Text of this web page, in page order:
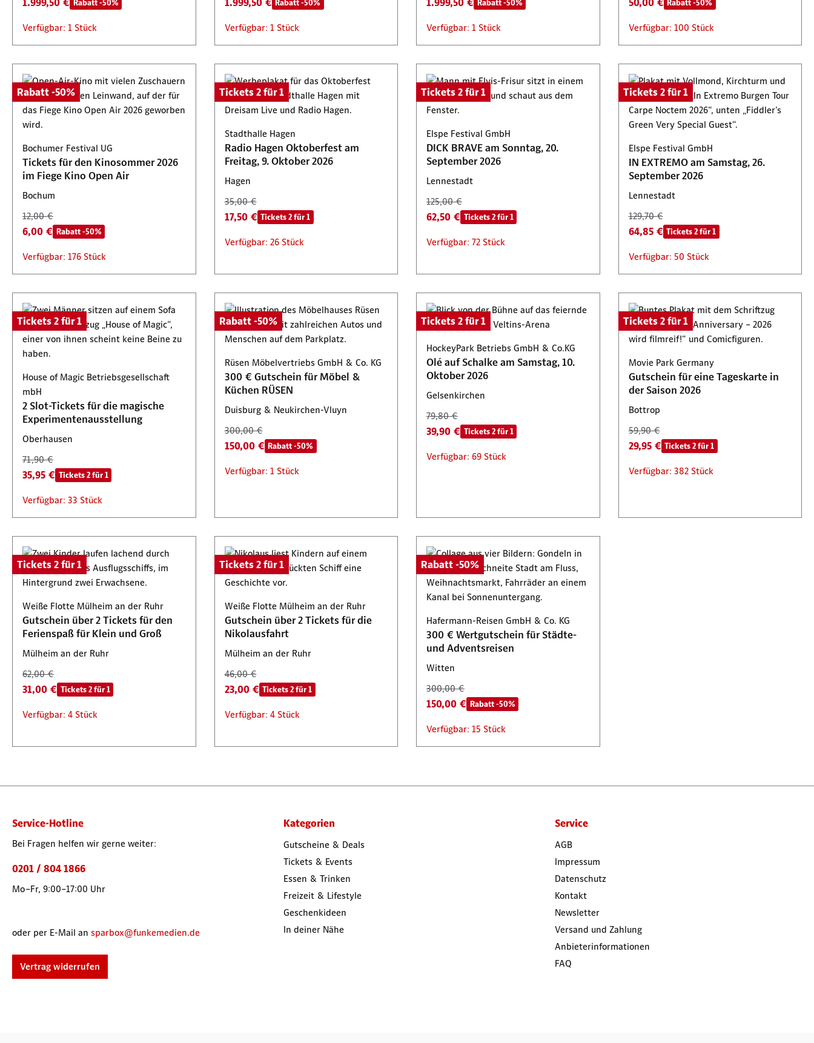
Rabatt -50%
Verfügbar: 1 Stück
Rabatt -50%
Verfügbar: 1 Stück
Rabatt -50%
Verfügbar: 1 Stück
Rabatt -50%
Verfügbar: 100 Stück
Rabatt -50%
Bochumer Festival UG
Tickets für den Kinosommer 2026
im Fiege Kino Open Air
Bochum
12,00 €
6,00 € Rabatt -50%
Verfügbar: 176 Stück
Tickets 2 für 1
Stadthalle Hagen
Radio Hagen Oktoberfest am
Freitag, 9. Oktober 2026
Hagen
35,00 €
17,50 € Tickets 2 für 1
Verfügbar: 26 Stück
Tickets 2 für 1
Elspe Festival GmbH
DICK BRAVE am Sonntag, 20.
September 2026
Lennestadt
125,00 €
62,50 € Tickets 2 für 1
Verfügbar: 72 Stück
Tickets 2 für 1
Elspe Festival GmbH
IN EXTREMO am Samstag, 26.
September 2026
Lennestadt
129,70 €
64,85 € Tickets 2 für 1
Verfügbar: 50 Stück
Tickets 2 für 1
House of Magic Betriebsgesellschaft
mbH
2 Slot-Tickets für die magische
Experimentenausstellung
Oberhausen
71,90 €
35,95 € Tickets 2 für 1
Verfügbar: 33 Stück
Rabatt -50%
Rüsen Möbelvertriebs GmbH & Co. KG
300 € Gutschein für Möbel &
Küchen RÜSEN
Duisburg & Neukirchen-Vluyn
300,00 €
150,00 € Rabatt -50%
Verfügbar: 1 Stück
Tickets 2 für 1
HockeyPark Betriebs GmbH & Co.KG
Olé auf Schalke am Samstag, 10.
Oktober 2026
Gelsenkirchen
79,80 €
39,90 € Tickets 2 für 1
Verfügbar: 69 Stück
Tickets 2 für 1
Movie Park Germany
Gutschein für eine Tageskarte in
der Saison 2026
Bottrop
59,90 €
29,95 € Tickets 2 für 1
Verfügbar: 382 Stück
Tickets 2 für 1
Weiße Flotte Mülheim an der Ruhr
Gutschein über 2 Tickets für den
Ferienspaß für Klein und Groß
Mülheim an der Ruhr
62,00 €
31,00 € Tickets 2 für 1
Verfügbar: 4 Stück
Tickets 2 für 1
Weiße Flotte Mülheim an der Ruhr
Gutschein über 2 Tickets für die
Nikolausfahrt
Mülheim an der Ruhr
46,00 €
23,00 € Tickets 2 für 1
Verfügbar: 4 Stück
Rabatt -50%
Hafermann-Reisen GmbH & Co. KG
300 € Wertgutschein für Städte-
und Adventsreisen
Witten
300,00 €
150,00 € Rabatt -50%
Verfügbar: 15 Stück
Service-Hotline
Bei Fragen helfen wir gerne weiter:
0201 / 804 1866
Mo–Fr, 9:00–17:00 Uhr
oder per E-Mail an sparbox@funkemedien.de
Vertrag widerrufen
Kategorien
Gutscheine & Deals
Tickets & Events
Essen & Trinken
Freizeit & Lifestyle
Geschenkideen
In deiner Nähe
Service
AGB
Impressum
Datenschutz
Kontakt
Newsletter
Versand und Zahlung
Anbieterinformationen
FAQ